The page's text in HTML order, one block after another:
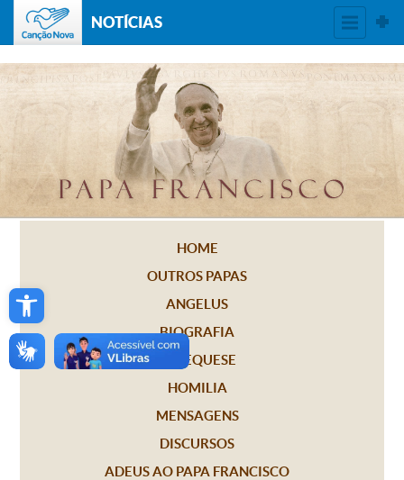
Open toolbar
NOTÍCIAS
HOME
OUTROS PAPAS
ANGELUS
BIOGRAFIA
CATEQUESE
HOMILIA
MENSAGENS
DISCURSOS
ADEUS AO PAPA FRANCISCO